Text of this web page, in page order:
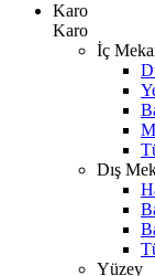
Karo
Karo
İç
Dış
Yüzey